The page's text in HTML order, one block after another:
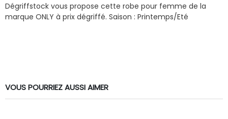
Dégriffstock vous propose cette robe pour femme de la
marque ONLY à prix dégriffé. Saison : Printemps/Eté
VOUS POURRIEZ AUSSI AIMER